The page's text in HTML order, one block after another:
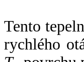
Tento
rychlého